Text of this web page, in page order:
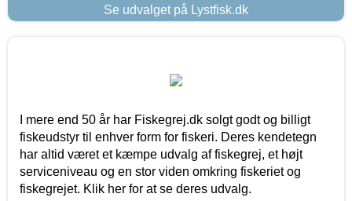
Se udvalget på Lystfisk.dk
I mere end 50 år har Fiskegrej.dk solgt godt og billigt
fiskeudstyr til enhver form for fiskeri. Deres kendetegn
har altid været et kæmpe udvalg af fiskegrej, et højt
serviceniveau og en stor viden omkring fiskeriet og
fiskegrejet. Klik her for at se deres udvalg.